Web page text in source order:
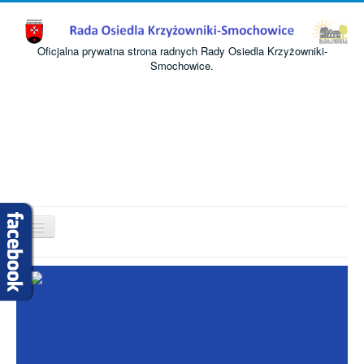
Oficjalna prywatna strona radnych Rady Osiedla Krzyżowniki-
Smochowice.
Przełącz
nawigację
Start
O nas